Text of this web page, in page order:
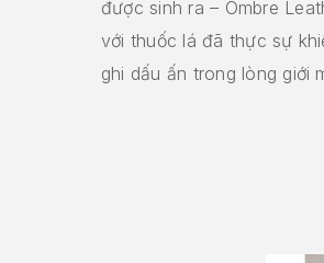
được sinh ra – Ombre
với thuốc lá đã thực sự
ghi dấu ấn trong lòng giới